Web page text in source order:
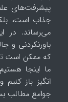
پیشرفت‌های
جذاب است،
می‌رساند. در
باورنکردنی و
که ممکن است
ما اینجا
انگیز باز
جوامع مطالب